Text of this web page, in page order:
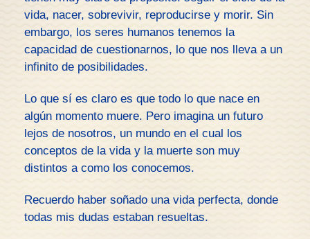
vida, nacer, sobrevivir, reproducirse y morir. Sin
embargo, los seres humanos tenemos la
capacidad de cuestionarnos, lo que nos lleva a un
infinito de posibilidades.
Lo que sí es claro es que todo lo que nace en
algún momento muere. Pero imagina un futuro
lejos de nosotros, un mundo en el cual los
conceptos de la vida y la muerte son muy
distintos a como los conocemos.
Recuerdo haber soñado una vida perfecta, donde
todas mis dudas estaban resueltas.